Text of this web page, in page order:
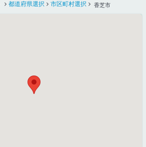
都道府県選択 市区町村選択 香芝市